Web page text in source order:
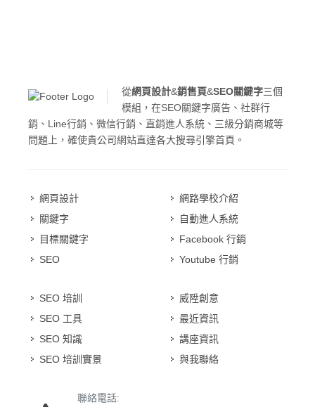
從網頁設計&銷售頁&SEO關鍵字三個
模組，在SEO關鍵字廣告、社群行
銷、Line行銷、微信行銷、直銷進人系統、三級分銷商城等
問題上，確使貴公司網站直達各大搜尋引擎首頁。
網頁設計
關鍵字
目標關鍵字
SEO
網路學校介紹
自動進人系統
Facebook 行銷
Youtube 行銷
SEO 培訓
SEO 工具
SEO 知識
SEO 培訓實景
威陞創意
最近資訊
講座資訊
與我聯絡
聯絡電話: